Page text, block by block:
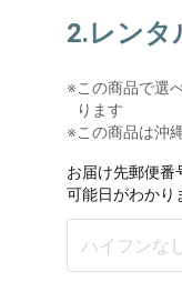
2.レンタ
※この商品で選
ります
※この商品は沖
お届け先郵便番
可能日がわかり